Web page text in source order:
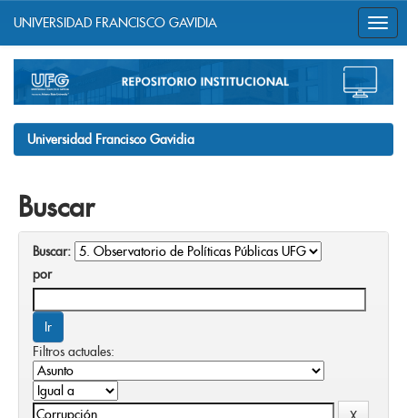
navigation
UNIVERSIDAD FRANCISCO GAVIDIA
Universidad Francisco Gavidia
Buscar
Buscar:
por
Filtros actuales: